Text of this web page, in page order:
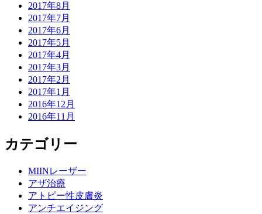
2017年8月
2017年7月
2017年6月
2017年5月
2017年4月
2017年3月
2017年2月
2017年1月
2016年12月
2016年11月
カテゴリー
MIINレーザー
アザ治療
アトピー性皮膚炎
アンチエイジング